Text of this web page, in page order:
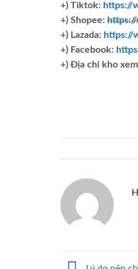
+) Tiktok: https://
+) Shopee:
+) Lazada: https://
+) Facebook:
+) Địa chỉ kho